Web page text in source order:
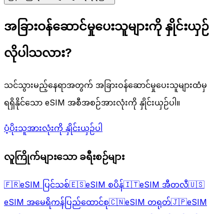
အခြားဝန်ဆောင်မှုပေးသူများကို နှိုင်းယှဉ်
လိုပါသလား?
သင်သွားမည့်နေရာအတွက် အခြားဝန်ဆောင်မှုပေးသူများထံမှ
ရရှိနိုင်သော eSIM အစီအစဉ်အားလုံးကို နှိုင်းယှဉ်ပါ။
ပံ့ပိုးသူအားလုံးကို နှိုင်းယှဉ်ပါ
လူကြိုက်များသော ခရီးစဉ်များ
🇫🇷eSIM ပြင်သစ်🇪🇸eSIM စပိန်🇮🇹eSIM အီတလီ🇺🇸
eSIM အမေရိကန်ပြည်ထောင်စု🇨🇳eSIM တရုတ်🇯🇵eSIM